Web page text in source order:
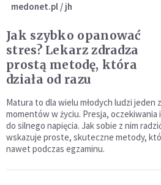
medonet.pl / jh
Jak szybko opanować
stres? Lekarz zdradza
prostą metodę, która
działa od razu
Matura to dla wielu młodych ludzi jeden
momentów w życiu. Presja,
do silnego napięcia. Jak sobie z nim
wskazuje proste, skuteczne metody,
nawet podczas egzaminu.